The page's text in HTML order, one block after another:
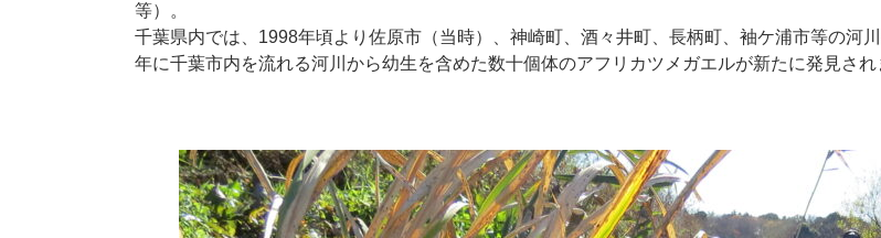
等）。
千葉県内では、1998年頃より佐原市（当時）、神崎町、酒々井町、長柄町、袖ケ浦市等の河
年に千葉市内を流れる河川から幼生を含めた数十個体のアフリカツメガエルが新たに発見され